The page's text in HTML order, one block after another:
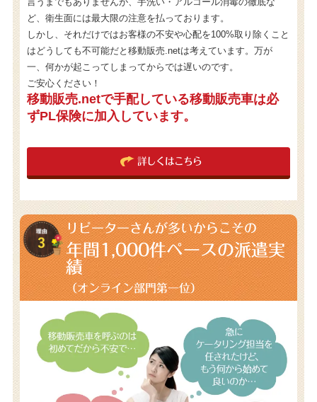
ど、衛生面には最大限の注意を払っております。
しかし、それだけではお客様の不安や心配を100%取り除くこと
はどうしても不可能だと移動販売.netは考えています。万が
一、何かが起こってしまってからでは遅いのです。
ご安心ください！
移動販売.netで手配している移動販売車は必
ずPL保険に加入しています。
詳しくはこちら
リピーターさんが多いからこその
年間1,000件ペースの派遣実
績
（オンライン部門第一位）